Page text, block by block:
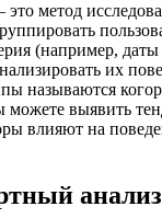
метод
(например,
их
называются
можете выявить
влияют на